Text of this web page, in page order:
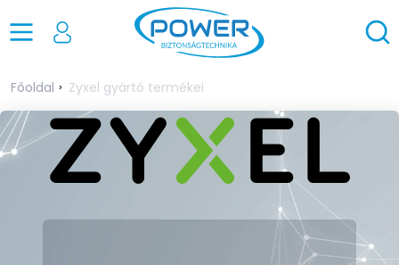
Főoldal Zyxel gyártó termékei